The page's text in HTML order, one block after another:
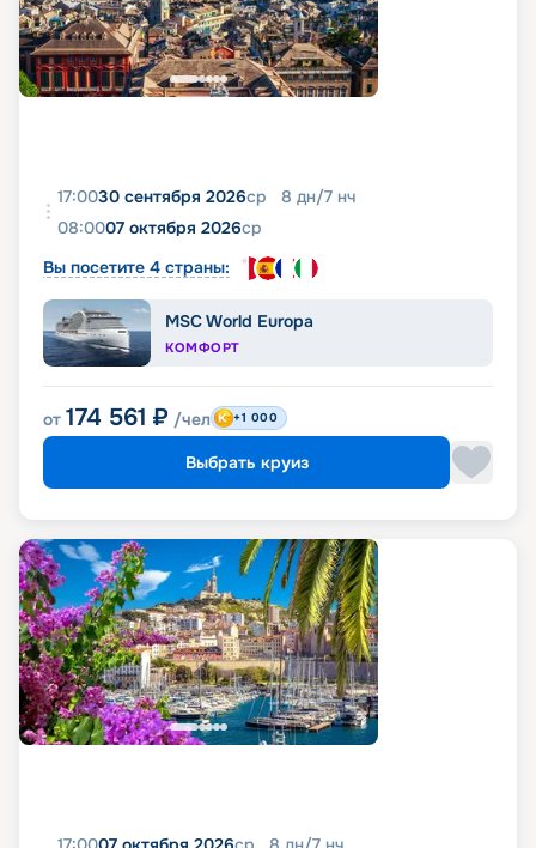
17:0030 сентября 2026ср 8 дн/7 нч
08:0007 октября 2026ср
Вы посетите 4 страны:
MSC World Europa
КОМФОРТ
от 174 561 ₽ /чел +1 000
Выбрать круиз